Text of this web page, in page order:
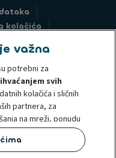
kolačića
usluga održive mobilnosti,
leasinga, upravljanja voznim
važna
potrebni za
svih
kolačića i sličnih
partnera, za
na mreži, ponudu
sadržaja i
U bilo kojem